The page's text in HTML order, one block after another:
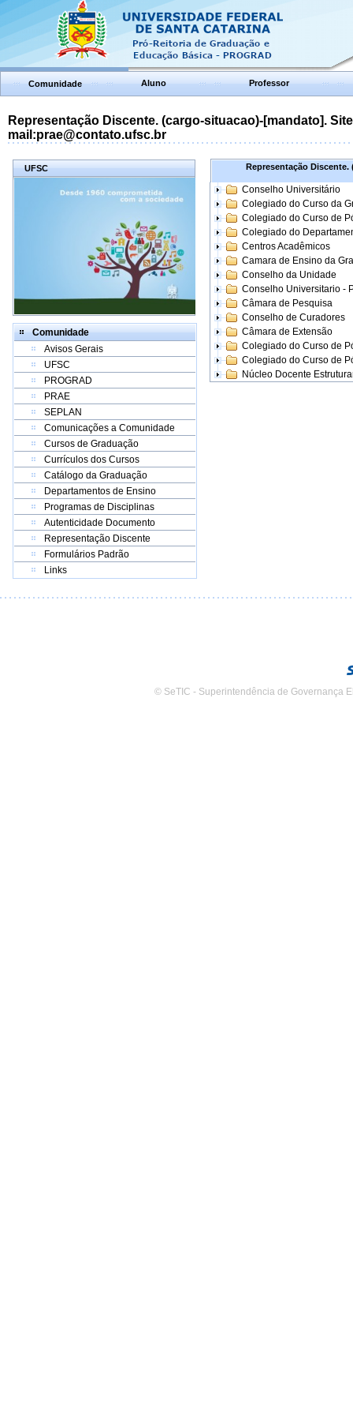
Comunidade Aluno Professor
Representação Discente. (cargo-situacao)-[mandato].
mail:prae@contato.ufsc.br
UFSC
Comunidade
Avisos Gerais
UFSC
PROGRAD
PRAE
SEPLAN
Comunicações a Comunidade
Cursos de Graduação
Currículos dos Cursos
Catálogo da Graduação
Departamentos de Ensino
Programas de Disciplinas
Autenticidade Documento
Representação Discente
Formulários Padrão
Links
Representação Discente.
Conselho Universitário
Colegiado do Curso da
Colegiado do Curso de
Colegiado do
Centros Acadêmicos
Camara de Ensino da
Conselho da Unidade
Conselho Universitario -
Câmara de Pesquisa
Conselho de Curadores
Câmara de Extensão
Colegiado do Curso de
Colegiado do Curso de
Núcleo Docente
© SeTIC - Superintendência de Governança